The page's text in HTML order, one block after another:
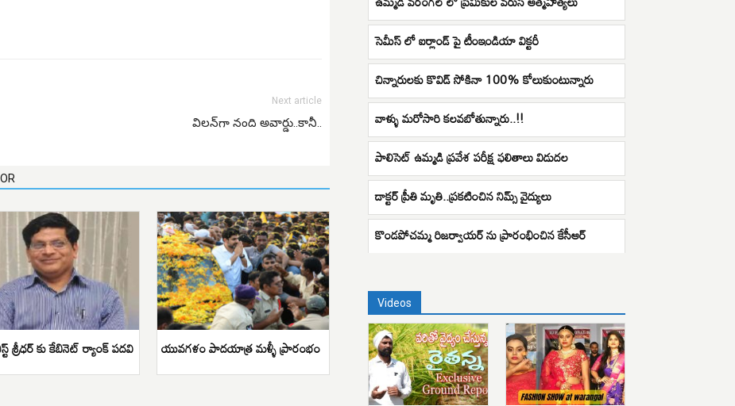
Next article
విలన్‌గా నంది అవార్డు..కానీ..
శ్రీధర్ కు కేబినెట్ ర్యాంక్ పదవి యువగళం పాదయాత్ర మళ్ళీ ప్రారంభం
సెమీస్ లో ఐర్లాండ్ పై టీంఇండియా విక్టరీ
చిన్నారులకు కొవిడ్‌ సోకినా 100% కోలుకుంటున్నారు
వాళ్ళు మరోసారి కలవబోతున్నారు..!!
పాలిసెట్ ఉమ్మడి ప్రవేశ పరీక్ష ఫలితాలు విడుదల
డాక్టర్ ప్రీతి మృతి..ప్రకటించిన నిమ్స్‌ వైద్యులు
కొండపోచమ్మ రిజర్వాయర్‌ ను ప్రారంభించిన కేసీఆర్‌
Videos